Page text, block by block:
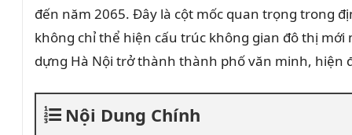
đến năm 2065. Đây là cột mốc quan trọng trong
không chỉ thể hiện cấu trúc không gian đô thị
dựng Hà Nội trở thành thành phố văn minh, hiện
Nội Dung Chính